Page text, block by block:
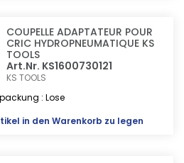
COUPELLE ADAPTATEUR POUR
CRIC HYDROPNEUMATIQUE KS
TOOLS
Art.Nr. KS1600730121
KS TOOLS
: Lose
in den Warenkorb zu legen